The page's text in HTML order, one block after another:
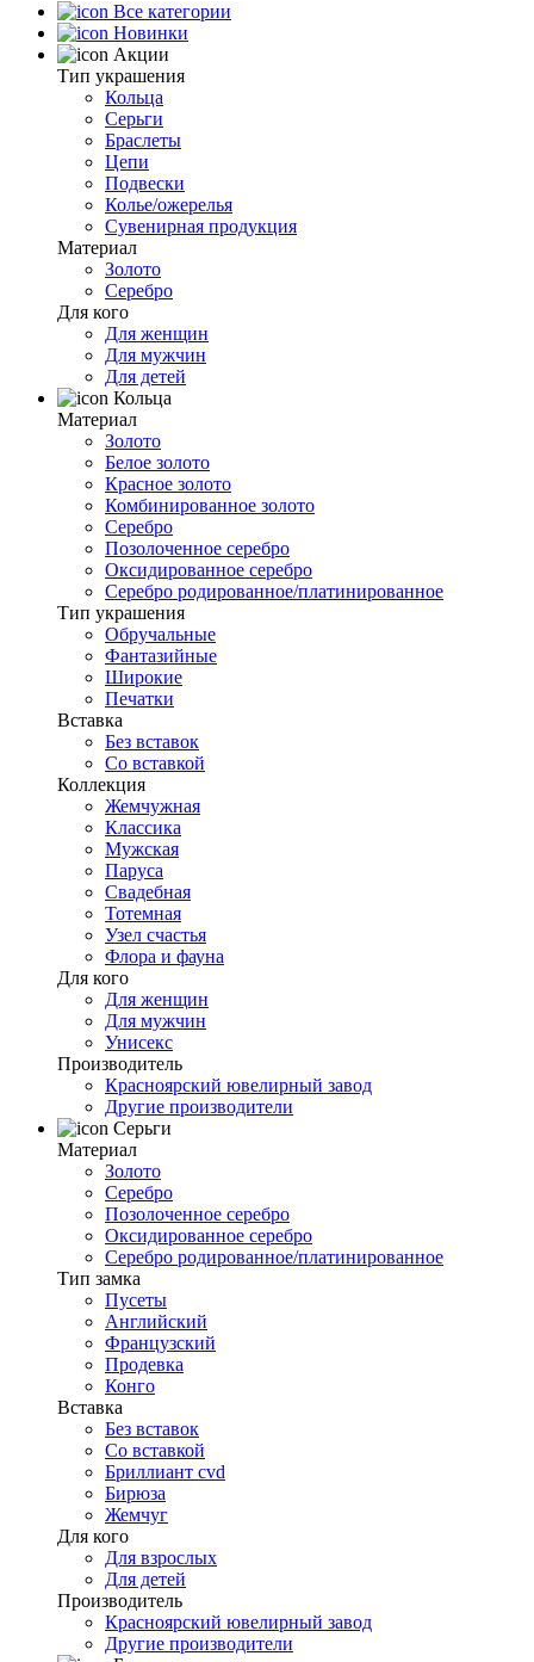
Все категории
Новинки
Акции
Тип украшения
Кольца
Серьги
Браслеты
Цепи
Подвески
Колье/ожерелья
Сувенирная продукция
Материал
Золото
Серебро
Для кого
Для женщин
Для мужчин
Для детей
Кольца
Материал
Золото
Белое золото
Красное золото
Комбинированное золото
Серебро
Позолоченное серебро
Оксидированное серебро
Серебро родированное/платинированное
Тип украшения
Обручальные
Фантазийные
Широкие
Печатки
Вставка
Без вставок
Со вставкой
Коллекция
Жемчужная
Классика
Мужская
Паруса
Свадебная
Тотемная
Узел счастья
Флора и фауна
Для кого
Для женщин
Для мужчин
Унисекс
Производитель
Красноярский ювелирный завод
Другие производители
Серьги
Материал
Золото
Серебро
Позолоченное серебро
Оксидированное серебро
Серебро родированное/платинированное
Тип замка
Пусеты
Английский
Французский
Продевка
Конго
Вставка
Без вставок
Со вставкой
Бриллиант cvd
Бирюза
Жемчуг
Для кого
Для взрослых
Для детей
Производитель
Красноярский ювелирный завод
Другие производители